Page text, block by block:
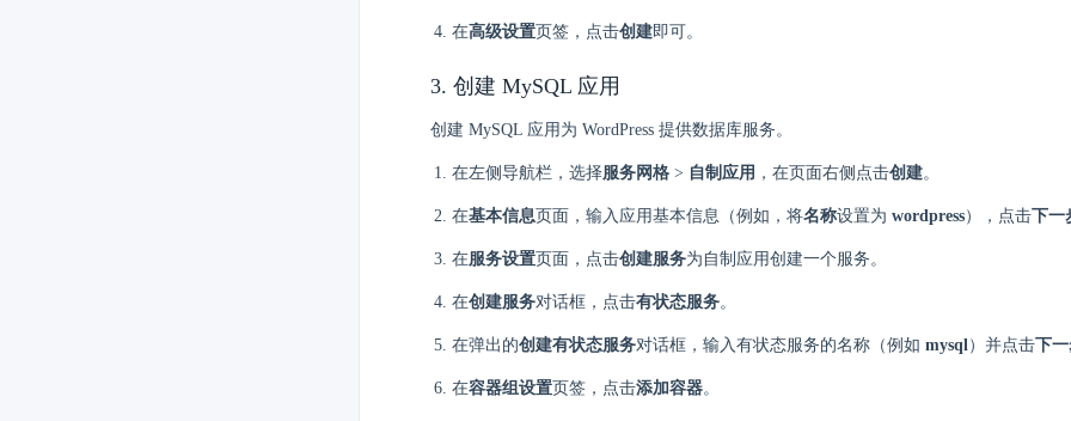
在高级设置页签，点击创建即可。
3. 创建 MySQL 应用
创建 MySQL 应用为 WordPress 提供数据库服务。
在左侧导航栏，选择服务网格 > 自制应用 ，在页面右侧点击创建。
在基本信息页面，输入应用基本信息（例如，将名称设置为 wordpress），点击下一
在服务设置页面，点击创建服务为自制应用创建一个服务。
在创建服务对话框，点击有状态服务。
在弹出的创建有状态服务对话框，输入有状态服务的名称（例如 mysql）并点击下
在容器组设置页签，点击添加容器。